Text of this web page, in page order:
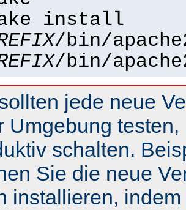
install
/bin/
/bin/
jede neue
Umgebung
schalten.
Sie die neue
installieren,